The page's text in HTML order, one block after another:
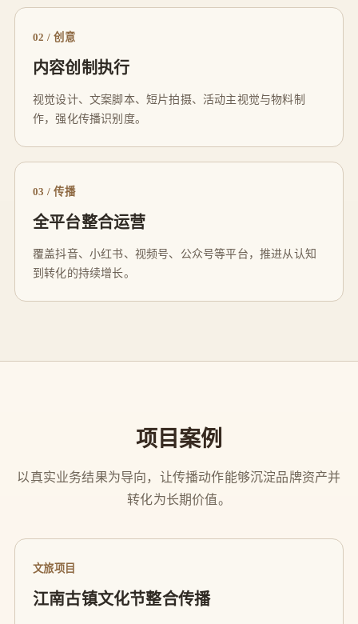
02 / 创意
内容创制执行
视觉设计、文案脚本、短片拍摄、活动主视觉与物料制
作，强化传播识别度。
03 / 传播
全平台整合运营
覆盖抖音、小红书、视频号、公众号等平台，推进从认知
到转化的持续增长。
项目案例
以真实业务结果为导向，让传播动作能够沉淀品牌资产并
转化为长期价值。
文旅项目
江南古镇文化节整合传播